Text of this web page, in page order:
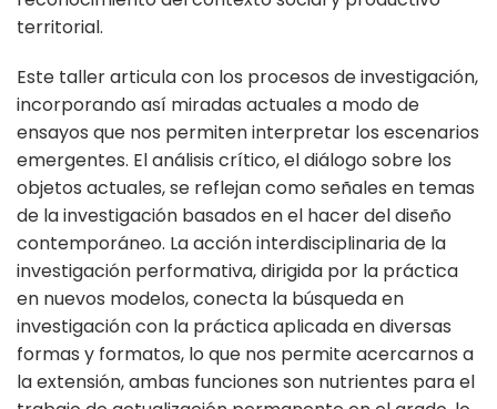
territorial.
Este taller articula con los procesos de investigación,
incorporando así miradas actuales a modo de
ensayos que nos permiten interpretar los escenarios
emergentes. El análisis crítico, el diálogo sobre los
objetos actuales, se reflejan como señales en temas
de la investigación basados en el hacer del diseño
contemporáneo. La acción interdisciplinaria de la
investigación performativa, dirigida por la práctica
en nuevos modelos, conecta la búsqueda en
investigación con la práctica aplicada en diversas
formas y formatos, lo que nos permite acercarnos a
la extensión, ambas funciones son nutrientes para el